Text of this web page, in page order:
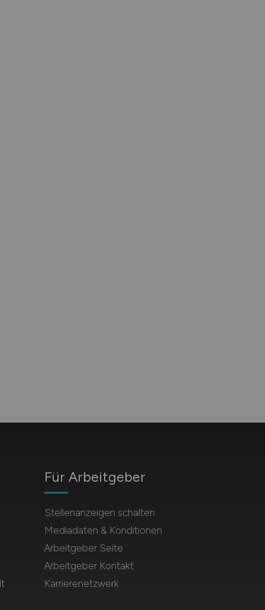
Für Arbeitgeber
Stellenanzeigen schalten
Mediadaten & Konditionen
Arbeitgeber Seite
Arbeitgeber Kontakt
Karrierenetzwerk